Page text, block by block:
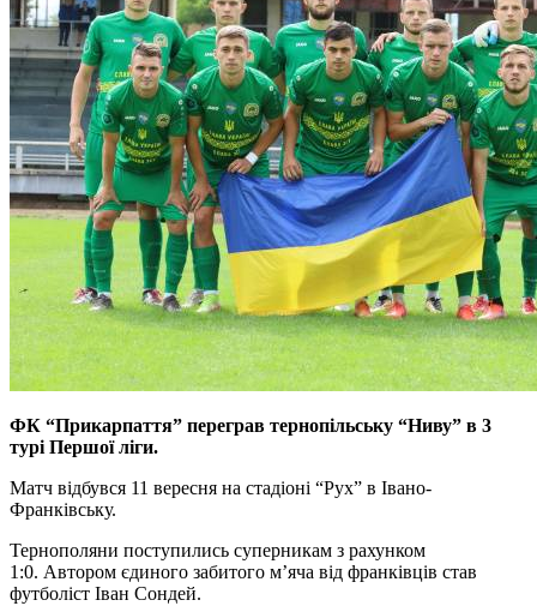
ФК “Прикарпаття” переграв тернопiльську “Ниву” в 3
турi Першої лiги.
Матч вiдбувся 11 вересня на стадiонi “Рух” в Iвано-
Франкiвську.
Тернополяни поступились суперникам з рахунком
1:0. Автором єдиного забитого м’яча вiд франкiвцiв став
футболiст Iван Сондей.